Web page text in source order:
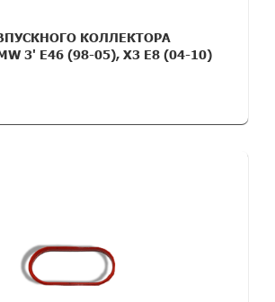
КОЛЛЕКТОРА
3' E46 (98-05), X3 E8 (04-10)